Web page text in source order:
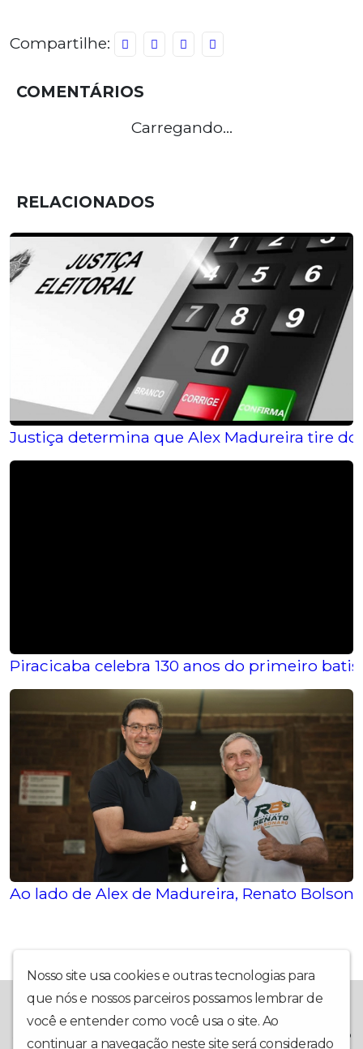
Compartilhe:
COMENTÁRIOS
Carregando...
RELACIONADOS
Justiça determina que Alex Madureira tire
Piracicaba celebra 130 anos do primeiro
Ao lado de Alex de Madureira, Renato
Nosso site usa cookies e outras tecnologias para
que nós e nossos parceiros possamos lembrar de
você e entender como você usa o site. Ao
continuar a navegação neste site será considerado
A Rádio Piracicaba foi criada em outubro de 2020, e inaugurada
em 1º de março de 2021, com o intuito de trazer ao internauta
sempre a melhor informação, com o Jornal A Hora da Notícia e o